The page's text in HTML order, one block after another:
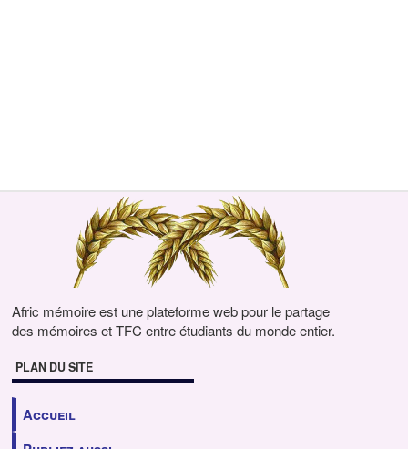
Afric mémoire est une plateforme web pour le partage
des mémoires et TFC entre étudiants du monde entier.
PLAN DU SITE
Accueil